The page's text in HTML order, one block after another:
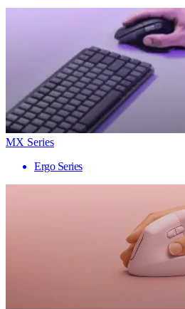
MX Series
Ergo Series